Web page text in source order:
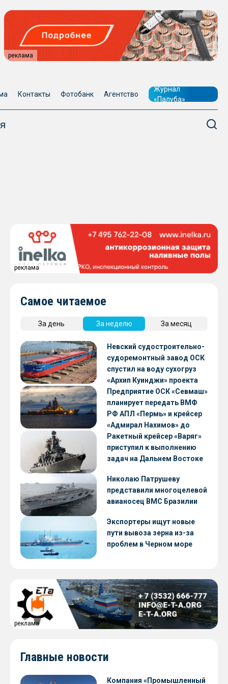
реклама
Контакты Фотобанк Агентство
Журнал
«Палуба»
реклама
Самое читаемое
За день За неделю За месяц
Невский судостроительно-
судоремонтный завод ОСК
спустил на воду сухогруз
«Архип Куинджи» проекта
RSD59
Предприятие ОСК «Севмаш»
планирует передать ВМФ
РФ АПЛ «Пермь» и крейсер
«Адмирал Нахимов» до
конца 2026 года
Ракетный крейсер «Варяг»
приступил к выполнению
задач на Дальнем Востоке
Николаю Патрушеву
представили многоцелевой
авианосец ВМС Бразилии
Экспортеры ищут новые
пути вывоза зерна из-за
проблем в Черном море
реклама
Главные новости
Компания «Промышленный